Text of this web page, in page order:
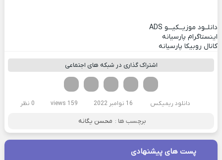
دانلــود موزیــکیـــو ADS
اینستاگرام پارسیانه
کانال روبیکا پارسیانه
اشتراک گذاری در شبکه های اجتماعی
لینکدین تویتر
فیسوک
دانلود ریمیکس 16 نوامبر 2022 159 views 0 نظر
برچسب ها : محسن یگانه
پست های پیشنهادی